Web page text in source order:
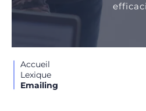
Accueil
Lexique
Emailing